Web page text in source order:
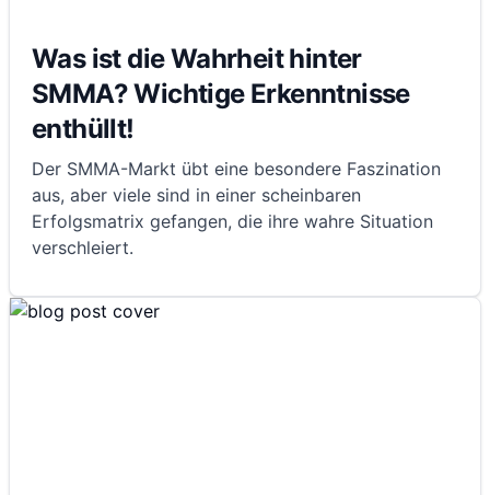
Was ist die Wahrheit hinter
SMMA? Wichtige Erkenntnisse
enthüllt!
Der SMMA-Markt übt eine besondere Faszination
aus, aber viele sind in einer scheinbaren
Erfolgsmatrix gefangen, die ihre wahre Situation
verschleiert.